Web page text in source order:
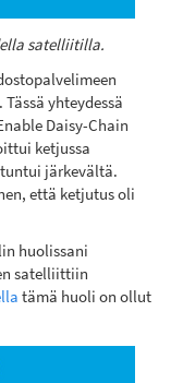
satelliitilla.
yhteydessä
Daisy-Chain
ketjussa
järkevältä.
että ketjutus oli
huolissani
satelliittiin
tämä huoli on ollut